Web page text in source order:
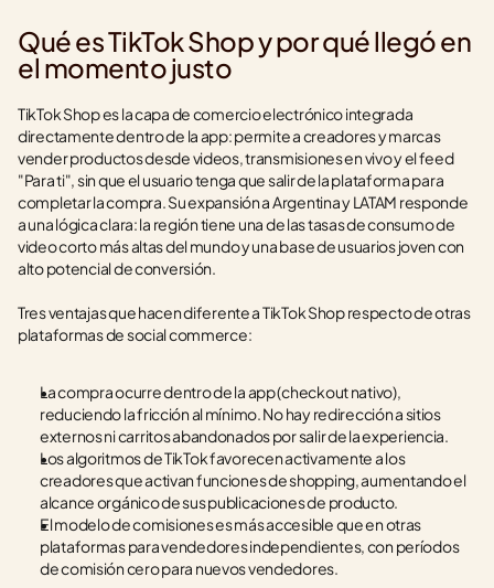
Qué es TikTok Shop y por qué llegó en
el momento justo
TikTok Shop es la capa de comercio electrónico integrada
directamente dentro de la app: permite a creadores y marcas
vender productos desde videos, transmisiones en vivo y el feed
"Para ti", sin que el usuario tenga que salir de la plataforma para
completar la compra. Su expansión a Argentina y LATAM responde
a una lógica clara: la región tiene una de las tasas de consumo de
video corto más altas del mundo y una base de usuarios joven con
alto potencial de conversión.
Tres ventajas que hacen diferente a TikTok Shop respecto de otras
plataformas de social commerce:
La compra ocurre dentro de la app (checkout nativo),
reduciendo la fricción al mínimo. No hay redirección a sitios
externos ni carritos abandonados por salir de la experiencia.
Los algoritmos de TikTok favorecen activamente a los
creadores que activan funciones de shopping, aumentando el
alcance orgánico de sus publicaciones de producto.
El modelo de comisiones es más accesible que en otras
plataformas para vendedores independientes, con períodos
de comisión cero para nuevos vendedores.